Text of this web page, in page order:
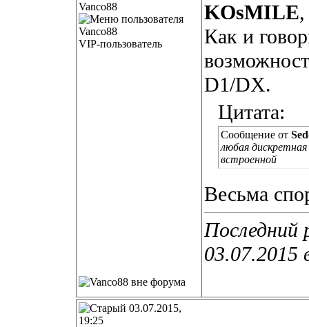
Vanco88
VIP-пользователь
KOsMILE,
Как и
D1/DX.
Цитата:
Сообщение от
любая
встроенной
Весьма
Последний
03.07.2015
03.07.2015,
19:25